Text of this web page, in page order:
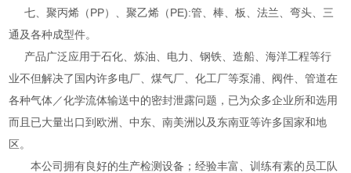
七、聚丙烯（PP）、聚乙烯（PE):管、棒、板、法兰、弯头、三
通及各种成型件。
产品广泛应用于石化、炼油、电力、钢铁、造船、海洋工程等行
业不但解决了国内许多电厂、煤气厂、化工厂等泵浦、阀件、管道在
各种气体／化学流体输送中的密封泄露问题，已为众多企业所和选用
而且已大量出口到欧洲、中东、南美洲以及东南亚等许多国家和地
区。
本公司拥有良好的生产检测设备；经验丰富、训练有素的员工队